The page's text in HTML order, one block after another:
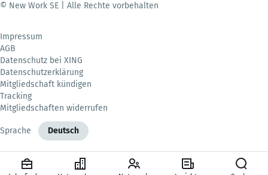
© New Work SE | Alle Rechte vorbehalten
Impressum
AGB
Datenschutz bei XING
Datenschutzerklärung
Mitgliedschaft kündigen
Tracking
Mitgliedschaften widerrufen
Sprache Deutsch